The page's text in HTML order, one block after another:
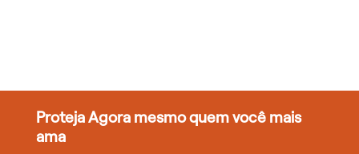
Proteja Agora mesmo quem você mais
ama